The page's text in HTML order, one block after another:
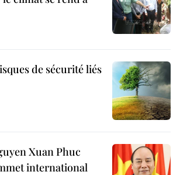
de sécurité liés
Xuan Phuc
international